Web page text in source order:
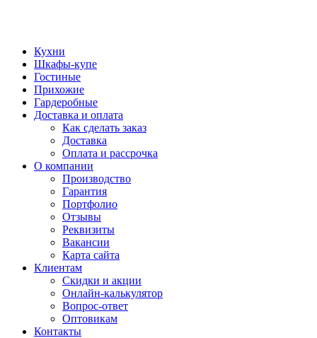
Кухни
Шкафы-купе
Гостиные
Прихожие
Гардеробные
Доставка и оплата
Как сделать заказ
Доставка
Оплата и рассрочка
О компании
Производство
Гарантия
Портфолио
Отзывы
Реквизиты
Вакансии
Карта сайта
Клиентам
Скидки и акции
Онлайн-калькулятор
Вопрос-ответ
Оптовикам
Контакты